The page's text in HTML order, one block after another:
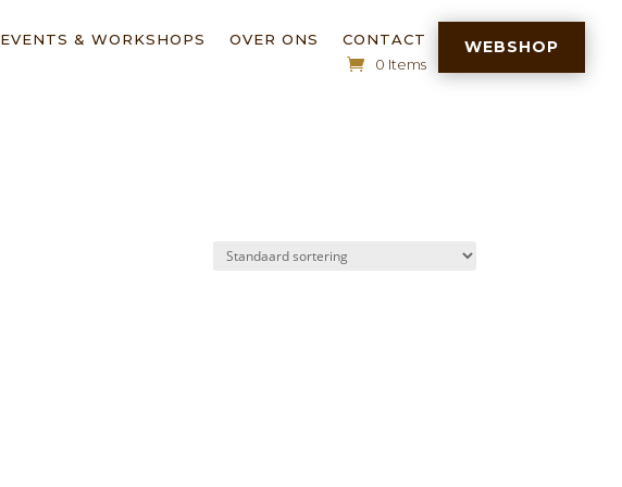
EVENTS & WORKSHOPS OVER ONS
CONTACT
0 Items
WEBSHOP